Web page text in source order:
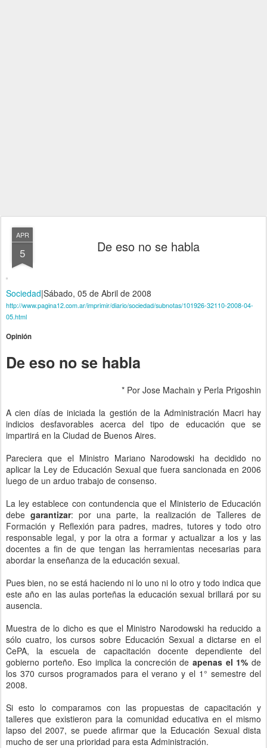
APR
5 De eso no se habla
Sociedad|Sábado, 05 de Abril de 2008
http://www.pagina12.com.ar/imprimir/diario/sociedad/subnotas/101926-32110-2008-04-
05.html
Opinión
De eso no se habla
* Por Jose Machain y Perla Prigoshin
A cien días de iniciada la gestión de la Administración Macri hay
indicios desfavorables acerca del tipo de educación que se
impartirá en la Ciudad de Buenos Aires.
Pareciera que el Ministro Mariano Narodowski ha decidido no
aplicar la Ley de Educación Sexual que fuera sancionada en 2006
luego de un arduo trabajo de consenso.
La ley establece con contundencia que el Ministerio de Educación
debe garantizar: por una parte, la realización de Talleres de
Formación y Reflexión para padres, madres, tutores y todo otro
responsable legal, y por la otra a formar y actualizar a los y las
docentes a fin de que tengan las herramientas necesarias para
abordar la enseñanza de la educación sexual.
Pues bien, no se está haciendo ni lo uno ni lo otro y todo indica que
este año en las aulas porteñas la educación sexual brillará por su
ausencia.
Muestra de lo dicho es que el Ministro Narodowski ha reducido a
sólo cuatro, los cursos sobre Educación Sexual a dictarse en el
CePA, la escuela de capacitación docente dependiente del
gobierno porteño. Eso implica la concreción de apenas el 1% de
los 370 cursos programados para el verano y el 1° semestre del
2008.
Si esto lo comparamos con las propuestas de capacitación y
talleres que existieron para la comunidad educativa en el mismo
lapso del 2007, se puede afirmar que la Educación Sexual dista
mucho de ser una prioridad para esta Administración.